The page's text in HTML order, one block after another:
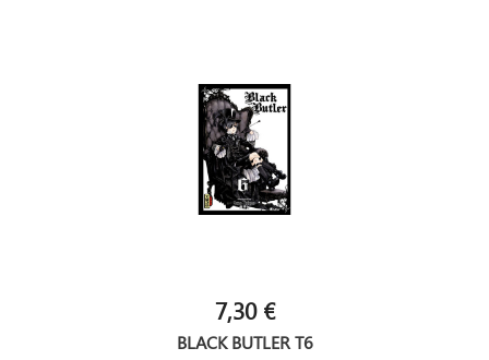
7,30 €
BLACK BUTLER T6